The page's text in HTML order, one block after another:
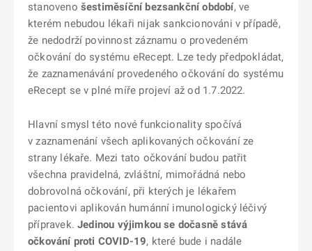
stanoveno šestiměsíční bezsankční období, ve
kterém nebudou lékaři nijak sankcionováni v případě,
že nedodrží povinnost záznamu o provedeném
očkování do systému eRecept. Lze tedy předpokládat,
že zaznamenávání provedeného očkování do systému
eRecept se v plné míře projeví až od 1.7.2022.
Hlavní smysl této nové funkcionality spočívá
v zaznamenání všech aplikovaných očkování ze
strany lékaře. Mezi tato očkování budou patřit
všechna pravidelná, zvláštní, mimořádná nebo
dobrovolná očkování, při kterých je lékařem
pacientovi aplikován humánní imunologický léčivý
přípravek.Jedinou výjimkou se dočasně stává
očkování proti COVID-19, které bude i nadále